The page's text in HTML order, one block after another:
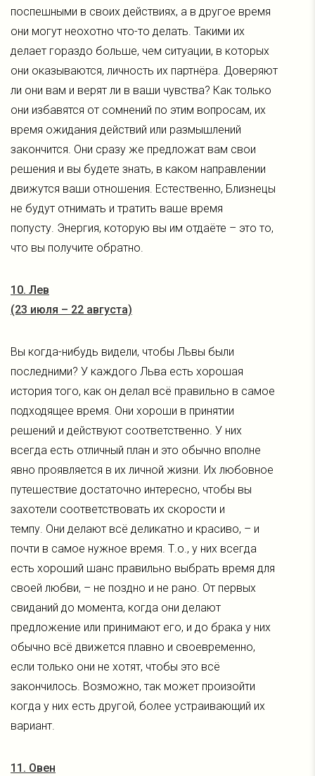
поспешными в своих действиях, а в другое время
они могут неохотно что-то делать. Такими их
делает гораздо больше, чем ситуации, в которых
они оказываются, личность их партнёра. Доверяют
ли они вам и верят ли в ваши чувства? Как только
они избавятся от сомнений по этим вопросам, их
время ожидания действий или размышлений
закончится. Они сразу же предложат вам свои
решения и вы будете знать, в каком направлении
движутся ваши отношения. Естественно, Близнецы
не будут отнимать и тратить ваше время
попусту. Энергия, которую вы им отдаёте – это то,
что вы получите обратно.
10. Лев
(23 июля – 22 августа)
Вы когда-нибудь видели, чтобы Львы были
последними? У каждого Льва есть хорошая
история того, как он делал всё правильно в самое
подходящее время. Они хороши в принятии
решений и действуют соответственно. У них
всегда есть отличный план и это обычно вполне
явно проявляется в их личной жизни. Их любовное
путешествие достаточно интересно, чтобы вы
захотели соответствовать их скорости и
темпу. Они делают всё деликатно и красиво, – и
почти в самое нужное время. Т.о., у них всегда
есть хороший шанс правильно выбрать время для
своей любви, – не поздно и не рано. От первых
свиданий до момента, когда они делают
предложение или принимают его, и до брака у них
обычно всё движется плавно и своевременно,
если только они не хотят, чтобы это всё
закончилось. Возможно, так может произойти
когда у них есть другой, более устраивающий их
вариант.
11. Овен